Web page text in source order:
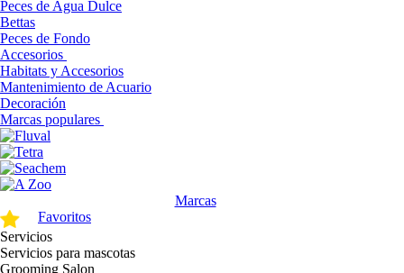
Peces de Agua Dulce
Bettas
Peces de Fondo
Accesorios
Habitats y Accesorios
Mantenimiento de Acuario
Decoración
Marcas populares
Marcas
Favoritos
Servicios
Servicios para mascotas
Grooming Salon